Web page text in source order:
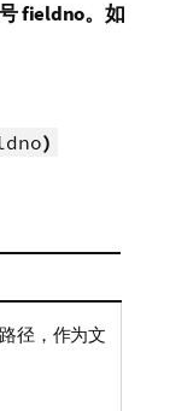
fieldno。如
)
径，作为文